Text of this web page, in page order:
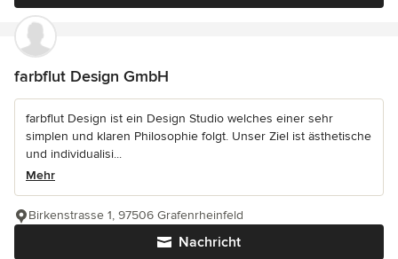
farbflut Design GmbH
farbflut Design ist ein Design Studio welches einer sehr
simplen und klaren Philosophie folgt. Unser Ziel ist ästhetische
und individualisi...
Mehr
Nachricht
Birkenstrasse 1, 97506 Grafenrheinfeld